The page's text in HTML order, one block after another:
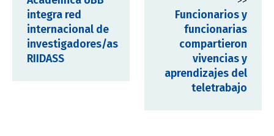
integra red
internacional de
investigadores/as
RIIDASS
Funcionarios y
funcionarias
compartieron
vivencias y
aprendizajes del
teletrabajo